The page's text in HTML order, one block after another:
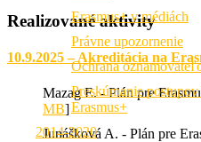
Erasmus+ v médiách
Právne upozornenie
Ochrana
Preskúmanie
Erasmus+
2014-2020
Realizované aktivity
10.9.2025 – Akreditácia na
Mazag E. - Plán pre
MB]
Junášková A. - Plán pre